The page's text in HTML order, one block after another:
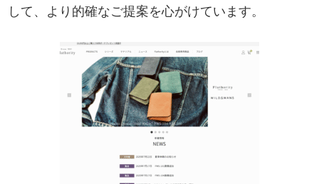
して、より的確なご提案を心がけています。